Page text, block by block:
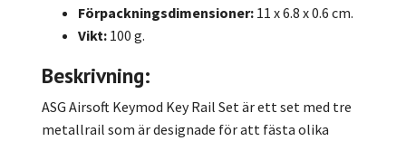
Förpackningsdimensioner: 11 x 6.8 x 0.6 cm.
Vikt: 100 g.
Beskrivning:
ASG Airsoft Keymod Key Rail Set är ett set med tre
metallrail som är designade för att fästa olika